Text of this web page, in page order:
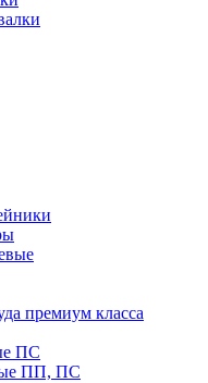
премиум класса
ПС
ПП, ПС